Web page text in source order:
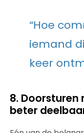
“Hoe
iemand
keer
8. Doorsturen
beter